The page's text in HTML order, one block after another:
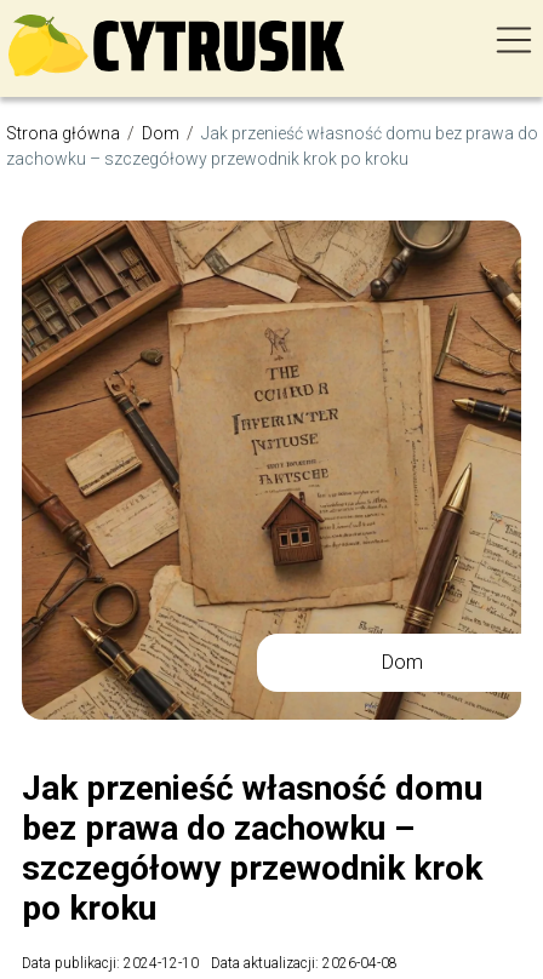
Strona główna / Dom / Jak przenieść własność domu bez prawa do
zachowku – szczegółowy przewodnik krok po kroku
Dom
Jak przenieść własność domu
bez prawa do zachowku –
szczegółowy przewodnik krok
po kroku
Data publikacji: 2024-12-10 Data aktualizacji: 2026-04-08